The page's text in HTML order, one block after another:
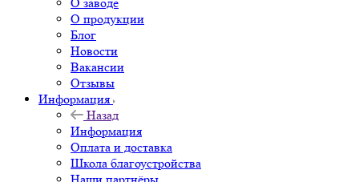
О продукции
Блог
Новости
Вакансии
Отзывы
Информация
Назад
Информация
Оплата и доставка
Школа благоустройства